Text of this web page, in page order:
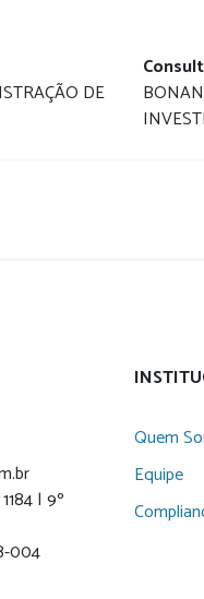
DE
| 9º
004
Quem
Equipe